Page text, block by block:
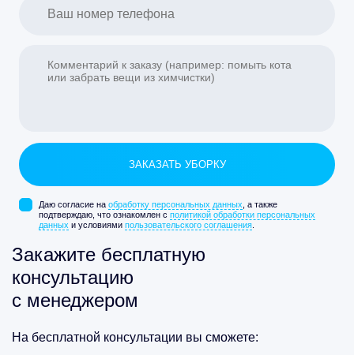
ЗАКАЗАТЬ УБОРКУ
Даю согласие на обработку персональных данных , а также
подтверждаю, что ознакомлен с политикой обработки персональных
данных и условиями пользовательского соглашения
Закажите бесплатную
консультацию
с менеджером
На бесплатной консультации вы сможете: